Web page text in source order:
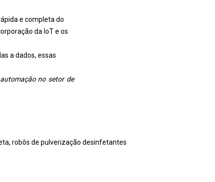
e completa do
da IoT e os
a dados, essas
no setor de
robôs de pulverização desinfetantes